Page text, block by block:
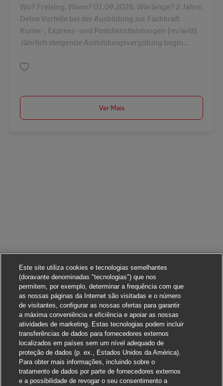
Wo? Freising. Wann? 01.09.2026. Wie lange? 2 Jahre.
Deine Vorteile bei der Ausbildung zur Fachkraft
Kurier-, Express- und Postdienstleistungen (m/w/d).
Jährlich steigende Ausbildungsvergütung begin...
Ver Mais
Este site utiliza cookies e tecnologias semelhantes
(doravante denominadas "tecnologias") que nos
permitem, por exemplo, determinar a frequência com que
as nossas páginas da Internet são visitadas e o número
de visitantes, configurar as nossas ofertas para garantir
a máxima conveniência e eficiência e apoiar as nossas
atividades de marketing. Estas tecnologias podem incluir
transferências de dados para fornecedores externos
localizados em países sem um nível adequado de
proteção de dados (p. ex., Estados Unidos da América).
Para obter mais informações, incluindo sobre o
tratamento de dados por parte de fornecedores externos
e a possibilidade de revogar o seu consentimento a